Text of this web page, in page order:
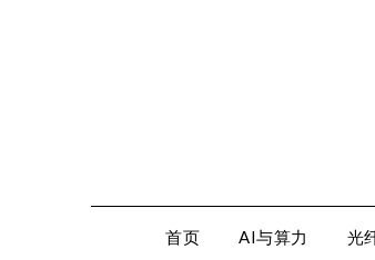
首页 AI与算力 光